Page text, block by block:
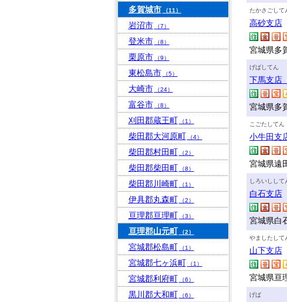
たかさごして
高砂支店
宮城県多
げばしてん
下馬支店
宮城県多
こごたしてん
小牛田支
宮城県遠
しろいしして
白石支店
宮城県白
やましたして
山下支店
宮城県亘
げば
多賀城市 （11）
岩沼市 （7）
登米市 （8）
栗原市 （9）
東松島市 （5）
大崎市 （24）
富谷市 （8）
刈田郡蔵王町 （1）
柴田郡大河原町 （4）
柴田郡村田町 （2）
柴田郡柴田町 （8）
柴田郡川崎町 （1）
伊具郡丸森町 （2）
亘理郡亘理町 （3）
亘理郡山元町 （2）
宮城郡松島町 （1）
宮城郡七ヶ浜町 （1）
宮城郡利府町 （6）
黒川郡大和町 （6）